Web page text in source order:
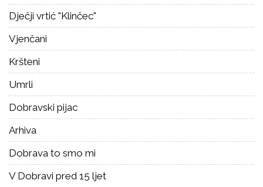
Dječji vrtić "Klinčec"
Vjenčani
Kršteni
Umrli
Dobravski pijac
Arhiva
Dobrava to smo mi
V Dobravi pred 15 ljet